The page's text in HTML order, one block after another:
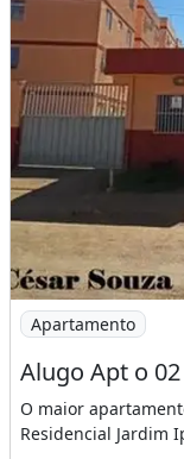
Imagem: Alugo
Apartamento
O maior
Residencial Jardim